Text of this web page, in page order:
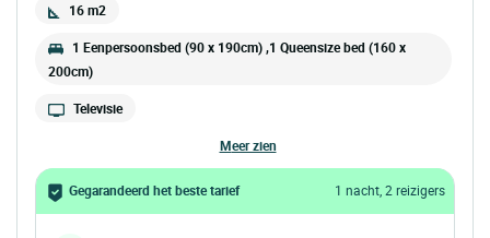
16 m2
1 Eenpersoonsbed (90 x 190cm) ,1 Queensize bed (160 x
200cm)
Televisie
meer zien
Gegarandeerd het beste tarief 1 nacht, 2 reizigers